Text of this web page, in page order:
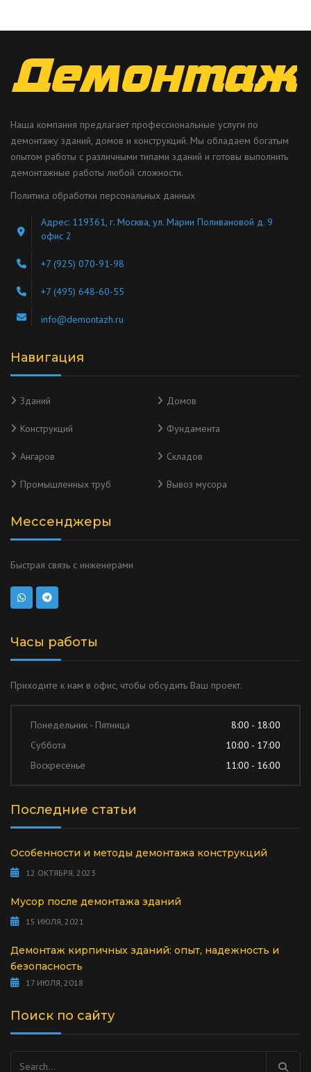
Наша компания предлагает профессиональные услуги по
демонтажу зданий, домов и конструкций. Мы обладаем богатым
опытом работы с различными типами зданий и готовы выполнить
демонтажные работы любой сложности.
Политика обработки персональных данных
Адрес: 119361, г. Москва, ул. Марии Поливановой д. 9
офис 2
+7 (925) 070-91-98
+7 (495) 648-60-55
info@demontazh.ru
Навигация
Зданий Домов
Конструкций Фундамента
Ангаров Складов
Промышленных труб Вывоз мусора
Мессенджеры
Быстрая связь с инженерами
Часы работы
Приходите к нам в офис, чтобы обсудить Ваш проект.
Понедельник - Пятница
8:00 - 18:00
Суббота
10:00 - 17:00
Воскресенье
11:00 - 16:00
Последние статьи
Особенности и методы демонтажа конструкций
12 ОКТЯБРЯ, 2023
Мусор после демонтажа зданий
15 ИЮЛЯ, 2021
Демонтаж кирпичных зданий: опыт, надежность и
безопасность
17 ИЮЛЯ, 2018
Поиск по сайту